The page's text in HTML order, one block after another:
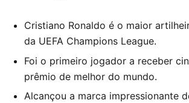
Cristiano Ronaldo é o maior
da UEFA Champions League.
Foi o primeiro jogador a receber
prêmio de melhor do mundo.
Alcançou a marca impressionante